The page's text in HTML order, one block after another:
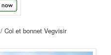
/ Col et bonnet Vegvisir